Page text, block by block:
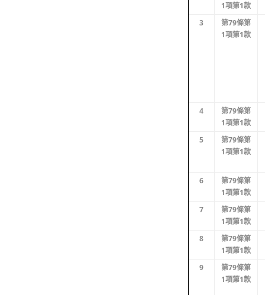
1項第1款
3
第79條第
1項第1款
4
第79條第
1項第1款
5
第79條第
1項第1款
6
第79條第
1項第1款
7
第79條第
1項第1款
8
第79條第
1項第1款
9
第79條第
1項第1款